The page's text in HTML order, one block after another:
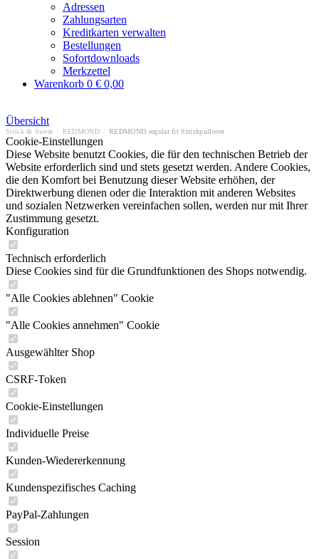
Adressen
Zahlungsarten
Kreditkarten verwalten
Bestellungen
Sofortdownloads
Merkzettel
Warenkorb 0 € 0,00
Übersicht
Strick & Sweat REDMOND REDMOND regular fit Strickpullover
Cookie-Einstellungen
Diese Website benutzt Cookies, die für den technischen Betrieb der
Website erforderlich sind und stets gesetzt werden. Andere Cookies,
die den Komfort bei Benutzung dieser Website erhöhen, der
Direktwerbung dienen oder die Interaktion mit anderen Websites
und sozialen Netzwerken vereinfachen sollen, werden nur mit Ihrer
Zustimmung gesetzt.
Konfiguration
Technisch erforderlich
Diese Cookies sind für die Grundfunktionen des Shops notwendig.
"Alle Cookies ablehnen" Cookie
"Alle Cookies annehmen" Cookie
Ausgewählter Shop
CSRF-Token
Cookie-Einstellungen
Individuelle Preise
Kunden-Wiedererkennung
Kundenspezifisches Caching
PayPal-Zahlungen
Session